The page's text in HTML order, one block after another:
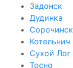
Задонск
Дудинка
Сорочинск
Котельнич
Сухой Лог
Тосно